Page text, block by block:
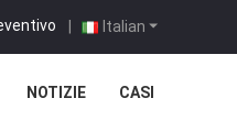
Italian
|
NOTIZIE CASI